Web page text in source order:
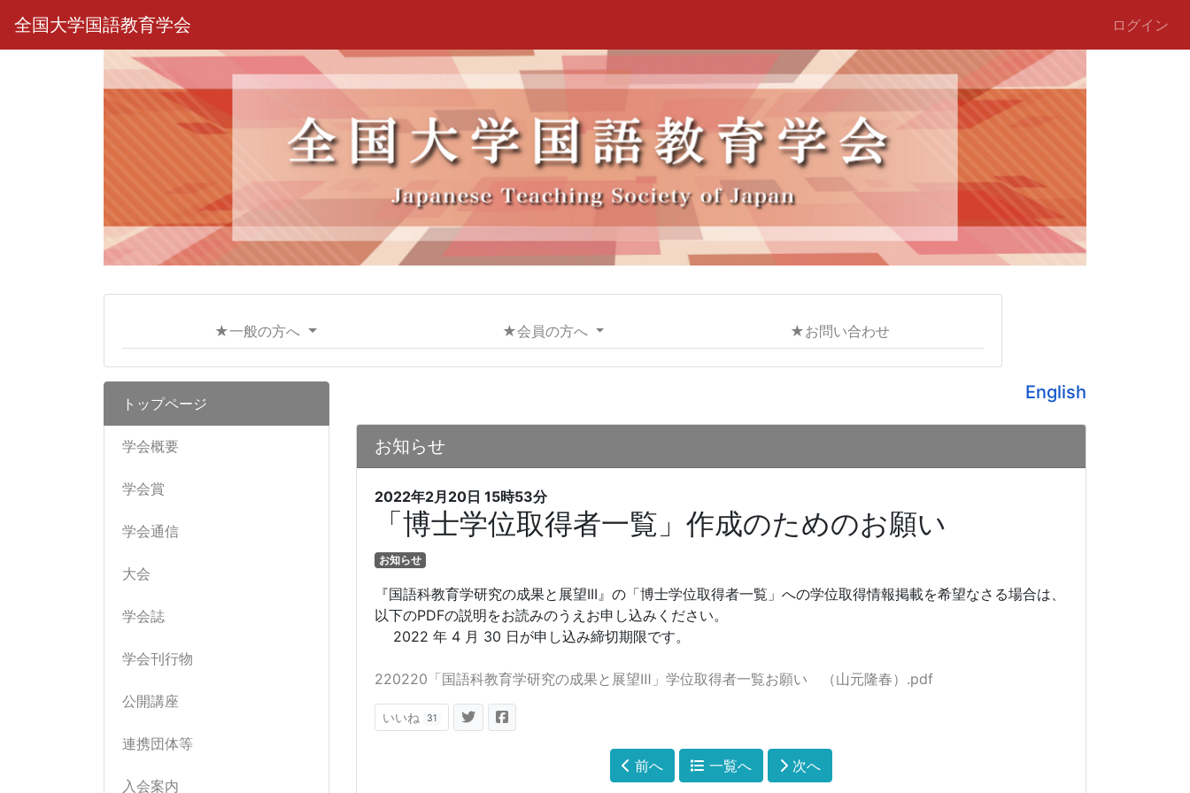
全国大学国語教育学会 ログイン
★一般の方へ ★会員の方へ ★お問い合わせ
トップページ
学会概要
学会賞
学会通信
大会
学会誌
学会刊行物
公開講座
連携団体等
入会案内
English
お知らせ
2022年2月20日 15時53分
「博士学位取得者一覧」作成のためのお願い
お知らせ
『国語科教育学研究の成果と展望III』の「博士学位取得者一覧」への学位取得情報掲載を希望なさる場合は、
以下のPDFの説明をお読みのうえお申し込みください。
2022 年 4 月 30 日が申し込み締切期限です。
220220「国語科教育学研究の成果と展望Ⅲ」学位取得者一覧お願い （山元隆春）.pdf
いいね 31
前へ 一覧へ 次へ